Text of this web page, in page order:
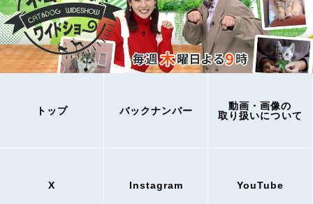
トップ バックナンバー
動画・画像の
取り扱いについて
X Instagram YouTube